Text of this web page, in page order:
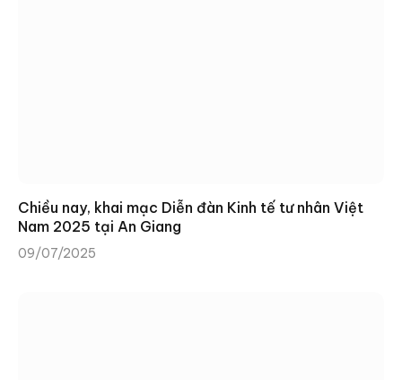
Chiều nay, khai mạc Diễn đàn Kinh tế tư nhân Việt
Nam 2025 tại An Giang
09/07/2025